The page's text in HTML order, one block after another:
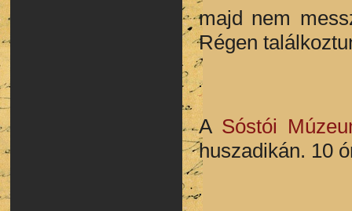
majd nem
Régen
A Sóstói
huszadikán. 10